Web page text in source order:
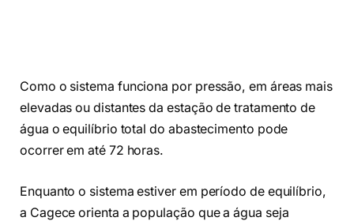
Como o sistema funciona por pressão, em áreas mais
elevadas ou distantes da estação de tratamento de
água o equilíbrio total do abastecimento pode
ocorrer em até 72 horas.
Enquanto o sistema estiver em período de equilíbrio,
a Cagece orienta a população que a água seja